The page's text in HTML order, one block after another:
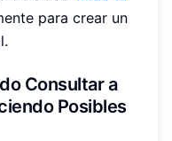
para crear un
Consultar a
Posibles